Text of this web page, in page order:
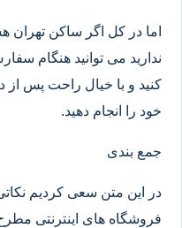
اما در کل اگر ساکن تهران
ندارید می توانید هنگام
کنید و با خیال راحت پس از
خود را انجام دهید.
جمع بندی
در این متن سعی کردیم نکاتی
فروشگاه های اینترنتی مطرح